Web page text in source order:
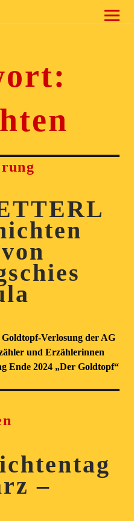
Verlosung der AG
und Erzählerinnen
Ende 2024 „Der Goldtopf“
–